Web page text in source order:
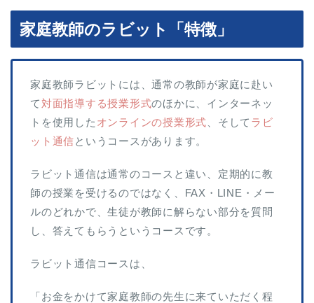
家庭教師のラビット「特徴」
家庭教師ラビットには、通常の教師が家庭に赴い
て対面指導する授業形式のほかに、インターネッ
トを使用した オンラインの授業形式 、そして ラビ
ット通信というコースがあります。
ラビット通信は通常のコースと違い、定期的に教
師の授業を受けるのではなく、FAX・LINE・メー
ルのどれかで、生徒が教師に解らない部分を質問
し、答えてもらうというコースです。
ラビット通信コースは、
「お金をかけて家庭教師の先生に来ていただく程